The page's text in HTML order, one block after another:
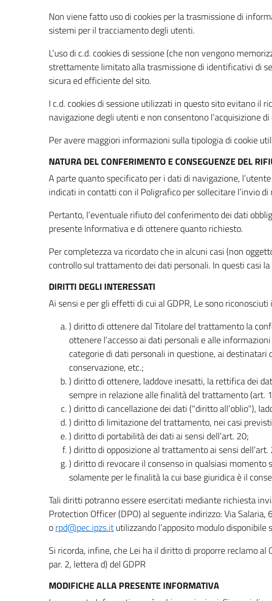
Non viene fatto uso di cookies per la trasmissione di
sistemi per il tracciamento degli utenti.
L’uso di c.d. cookies di sessione (che non vengono
strettamente limitato alla trasmissione di identificativi di
sicura ed efficiente del sito.
I c.d. cookies di sessione utilizzati in questo sito evitano il
navigazione degli utenti e non consentono l’acquisizione
Per avere maggiori informazioni sulla tipologia di cookie
NATURA DEL CONFERIMENTO E CONSEGUENZE DEL
A parte quanto specificato per i dati di navigazione,
indicati in contatti con il Poligrafico per sollecitare l’invio
Pertanto, l’eventuale rifiuto del conferimento dei dati
presente Informativa e di ottenere quanto richiesto.
Per completezza va ricordato che in alcuni casi (non
controllo sul trattamento dei dati personali. In questi casi
DIRITTI DEGLI INTERESSATI
Ai sensi e per gli effetti di cui al GDPR, Le sono
) diritto di ottenere dal Titolare del trattamento la
ottenere l’accesso ai dati personali e alle
categorie di dati personali in questione, ai
conservazione, etc.;
) diritto di ottenere, laddove inesatti, la rettifica dei
sempre in relazione alle finalità del trattamento (art.
) diritto di cancellazione dei dati ("diritto all’oblio"),
) diritto di limitazione del trattamento, nei casi
) diritto di portabilità dei dati ai sensi dell’art. 20;
) diritto di opposizione al trattamento ai sensi dell’art.
) diritto di revocare il consenso in qualsiasi
solamente per le finalità la cui base giuridica è il
Tali diritti potranno essere esercitati mediante richiesta
Protection Officer (DPO) al seguente indirizzo: Via
orpd@pec.ipzs.itutilizzando l’apposito modulo
Si ricorda, infine, che Lei ha il diritto di proporre reclamo
par. 2, lettera d) del GDPR
MODIFICHE ALLA PRESENTE INFORMATIVA